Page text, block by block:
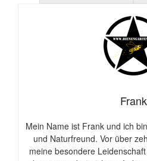
Frank
Mein Name ist Frank und ich
und Naturfreund. Vor über
meine besondere